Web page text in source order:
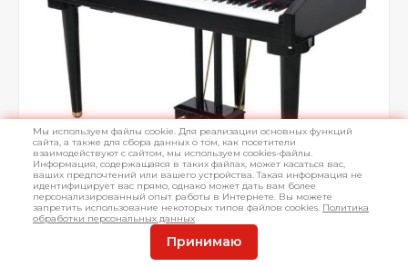
Мы используем файлы cookie. Для реализации основных функций
сайта, а также для сбора данных о том, как посетители
взаимодействуют с сайтом, мы используем cookies-файлы.
Информация, содержащаяся в таких файлах, может касаться вас,
ваших предпочтений или вашего устройства. Такая информация не
идентифицирует вас прямо, однако может дать вам более
персонализированный опыт работы в Интернете. Вы можете
запретить использование некоторых типов файлов cookies. Политика
обработки персональных данных
Принимаю